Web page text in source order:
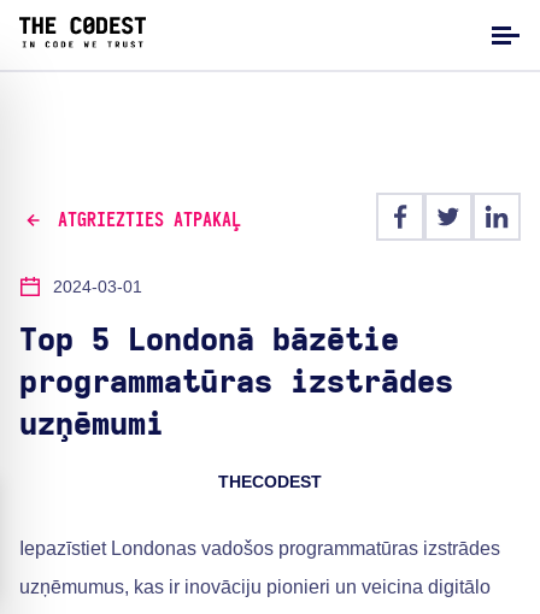
ATGRIEZTIES ATPAKAĻ
2024-03-01
Top 5 Londonā bāzētie
programmatūras izstrādes
uzņēmumi
THECODEST
Iepazīstiet Londonas vadošos programmatūras izstrādes
uzņēmumus, kas ir inovāciju pionieri un veicina digitālo